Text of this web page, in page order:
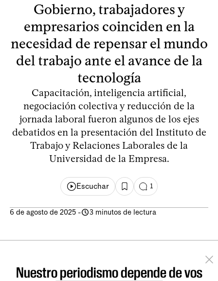
Gobierno, trabajadores y
empresarios coinciden en la
necesidad de repensar el mundo
del trabajo ante el avance de la
tecnología
Capacitación, inteligencia artificial,
negociación colectiva y reducción de la
jornada laboral fueron algunos de los ejes
debatidos en la presentación del Instituto de
Trabajo y Relaciones Laborales de la
Universidad de la Empresa.
Escuchar 1
6 de agosto de 2025 - 3 minutos de lectura
Nuestro periodismo depende de vos